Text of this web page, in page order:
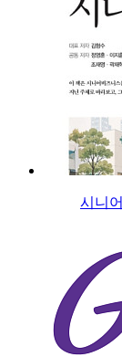
시니